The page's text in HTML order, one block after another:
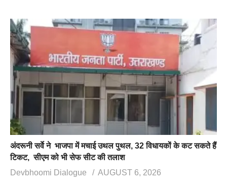
अंदरूनी सर्वे ने भाजपा में मचाई उथल पुथल, 32 विधायकों के कट सकते हैं
टिकट, सीएम को भी सेफ सीट की तलाश
Devbhoomi Dialogue
AUGUST 6, 2026